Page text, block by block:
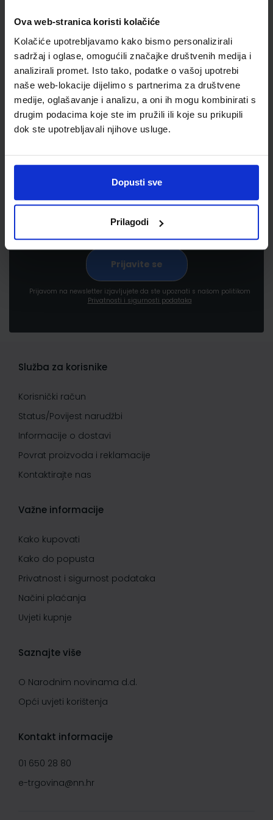
Ova web-stranica koristi kolačiće
Kolačiće upotrebljavamo kako bismo personalizirali
sadržaj i oglase, omogućili značajke društvenih medija i
analizirali promet. Isto tako, podatke o vašoj upotrebi
naše web-lokacije dijelimo s partnerima za društvene
medije, oglašavanje i analizu, a oni ih mogu kombinirati s
drugim podacima koje ste im pružili ili koje su prikupili
dok ste upotrebljavali njihove usluge.
Dopusti sve
Prilagodi
Newsletter prijava
pogodnostima
Prijavom na newsletter izjavljujete da ste upoznati s našom politikom
Privatnosti i sigurnosti podataka
Služba za korisnike
Korisnički račun
Status/Povijest narudžbi
Informacije o dostavi
Povrat proizvoda i reklamacije
Kontaktirajte nas
Važne informacije
Kako kupovati
Kako do popusta
Privatnost i sigurnost podataka
Načini plaćanja
Uvjeti kupnje
Saznajte više
O Narodnim novinama d.d.
Opći uvjeti korištenja
Kontakt informacije
01 650 28 80
e-trgovina@nn.hr